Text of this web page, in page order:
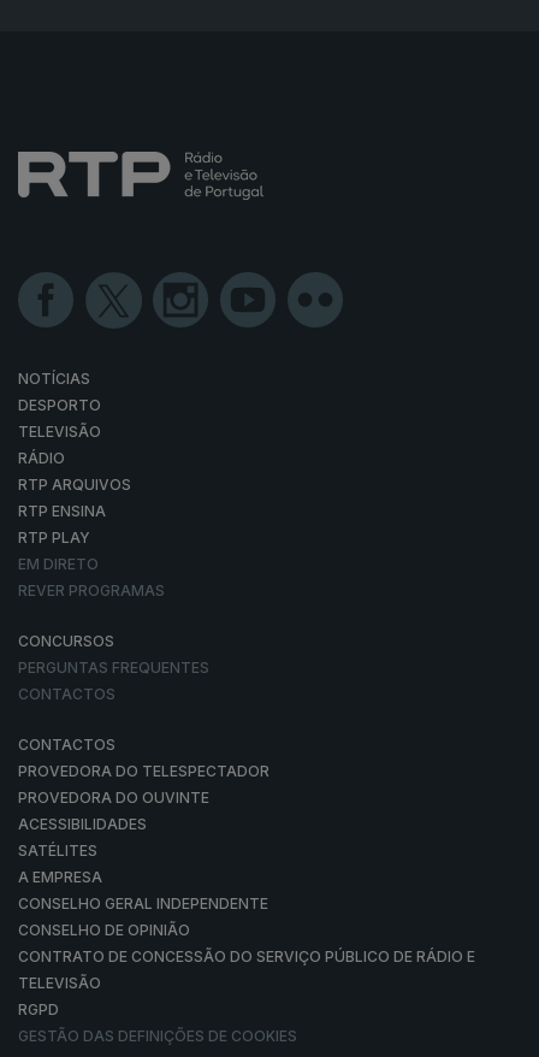
NOTÍCIAS
DESPORTO
TELEVISÃO
RÁDIO
RTP ARQUIVOS
RTP ENSINA
RTP PLAY
EM DIRETO
REVER PROGRAMAS
CONCURSOS
PERGUNTAS FREQUENTES
CONTACTOS
CONTACTOS
PROVEDORA DO TELESPECTADOR
PROVEDORA DO OUVINTE
ACESSIBILIDADES
SATÉLITES
A EMPRESA
CONSELHO GERAL INDEPENDENTE
CONSELHO DE OPINIÃO
CONTRATO DE CONCESSÃO DO SERVIÇO PÚBLICO DE RÁDIO E
TELEVISÃO
RGPD
GESTÃO DAS DEFINIÇÕES DE COOKIES